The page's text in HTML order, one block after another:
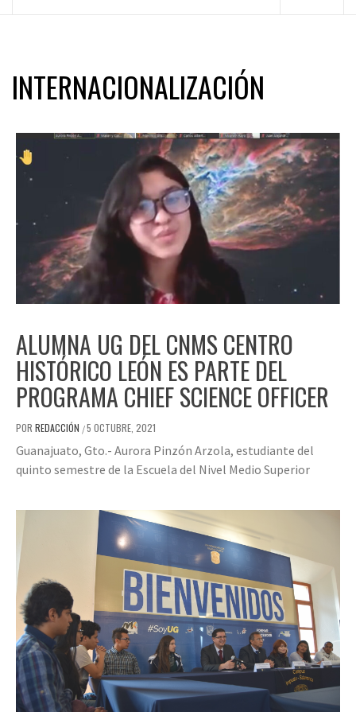
INTERNACIONALIZACIÓN
ALUMNA UG DEL CNMS CENTRO
HISTÓRICO LEÓN ES PARTE DEL
PROGRAMA CHIEF SCIENCE OFFICER
POR REDACCIÓN /5 OCTUBRE, 2021
Guanajuato, Gto.- Aurora Pinzón Arzola, estudiante del
quinto semestre de la Escuela del Nivel Medio Superior